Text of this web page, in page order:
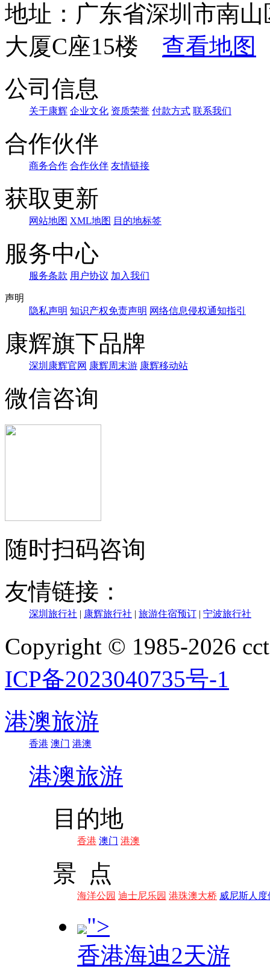
地址：广东省深圳市南
大厦C座15楼 查看地图
公司信息
关于康辉 企业文化 资质荣誉 付款方式 联系我们
合作伙伴
商务合作 合作伙伴 友情链接
获取更新
网站地图 XML地图 目的地标签
服务中心
服务条款 用户协议 加入我们
声明
隐私声明 知识产权免责声明 网络信息侵权通知指引
康辉旗下品牌
深圳康辉官网 康辉周末游 康辉移动站
微信咨询
随时扫码咨询
友情链接：
深圳旅行社 | 康辉旅行社 | 旅游住宿预订 | 宁波旅行社
Copyright © 1985-2026
ICP备2023040735号-1
港澳旅游
香港 澳门 港澳
港澳旅游
目的地
香港 澳门 港澳
景 点
海洋公园 迪士尼乐园 港珠澳大桥 威尼斯人度
">
香港海迪2天游